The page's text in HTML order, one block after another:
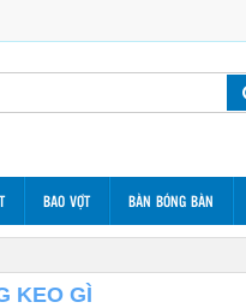
BAO VỢT BÀN BÓNG BÀN
KEO GÌ